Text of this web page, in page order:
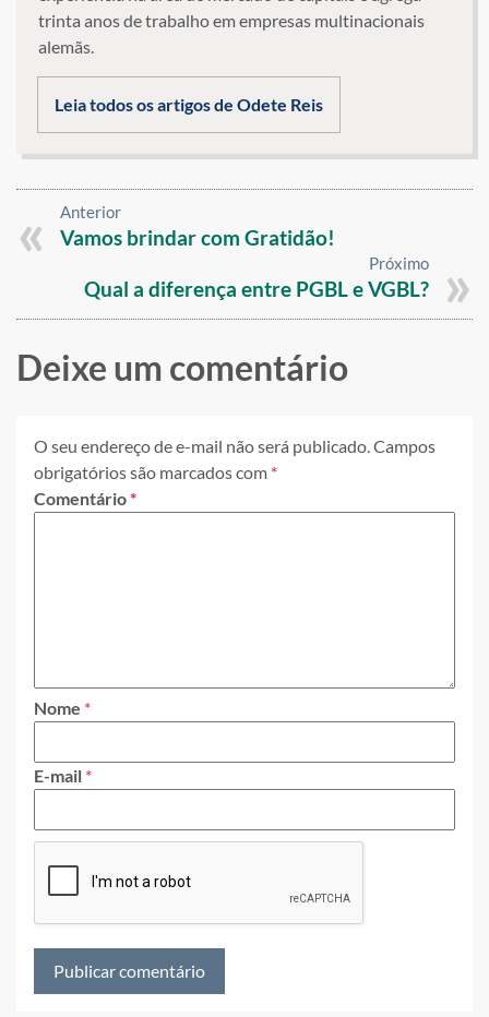
trinta anos de trabalho em empresas multinacionais
alemãs.
Leia todos os artigos de Odete Reis
Anterior
Vamos brindar com Gratidão!
Próximo
Qual a diferença entre PGBL e VGBL?
Deixe um comentário
O seu endereço de e-mail não será publicado. Campos
obrigatórios são marcados com *
Comentário*
Nome *
E-mail *